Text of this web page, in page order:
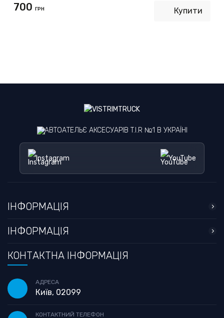
700 ГРН Купити
АВТОАТЕЛЬЄ АКСЕСУАРІВ T.I.R №1 В УКРАЇНІ
Instagram YouTube
ІНФОРМАЦІЯ
ІНФОРМАЦІЯ
КОНТАКТНА ІНФОРМАЦІЯ
АДРЕСА
Київ, 02099
КОНТАКТНИЙ ТЕЛЕФОН